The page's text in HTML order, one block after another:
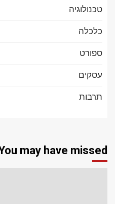
טכנולוגיה
כלכלה
ספורט
עסקים
תרבות
may have missed